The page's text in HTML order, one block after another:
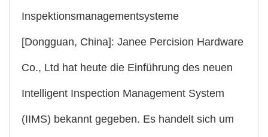
Inspektionsmanagementsysteme
[Dongguan, China]: Janee Percision Hardware
Co., Ltd hat heute die Einführung des neuen
Intelligent Inspection Management System
(IIMS) bekannt gegeben. Es handelt sich um